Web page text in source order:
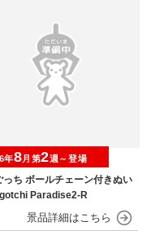
っち ボールチェーン付きぬい
Paradise2-R
年8月第2週～登場